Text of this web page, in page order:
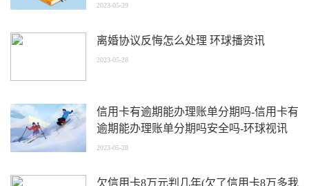
2023-05-29
离婚协议反悔怎么处理 环球播资讯
2023-05-28
信用卡有逾期能办理账单分期吗-信用卡有
逾期能办理账单分期吗安全吗-环球视讯
2023-05-28
欠信用卡8万元判几年(欠了信用卡8万多我